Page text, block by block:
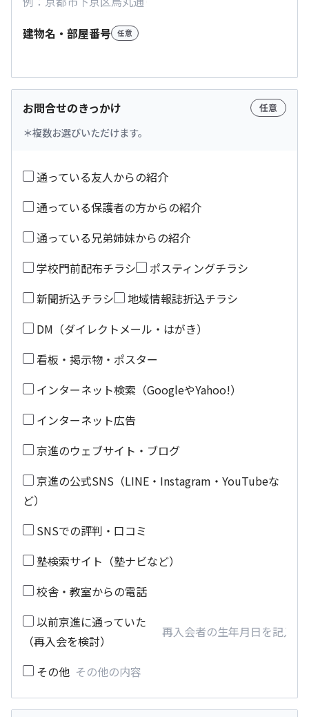
建物名・部屋番号 任意
お問合せのきっかけ 任意
複数お選びいただけます。
通っている友人からの紹介
通っている保護者の方からの紹介
通っている兄弟姉妹からの紹介
学校門前配布チラシ
ポスティングチラシ
新聞折込チラシ
地域情報誌折込チラシ
DM（ダイレクトメール・はがき）
看板・掲示物・ポスター
インターネット検索（GoogleやYahoo!）
インターネット広告
京進のウェブサイト・ブログ
京進の公式SNS（LINE・Instagram・YouTubeな
ど）
SNSでの評判・口コミ
塾検索サイト（塾ナビなど）
校舎・教室からの電話
以前京進に通っていた
（再入会を検討）
その他